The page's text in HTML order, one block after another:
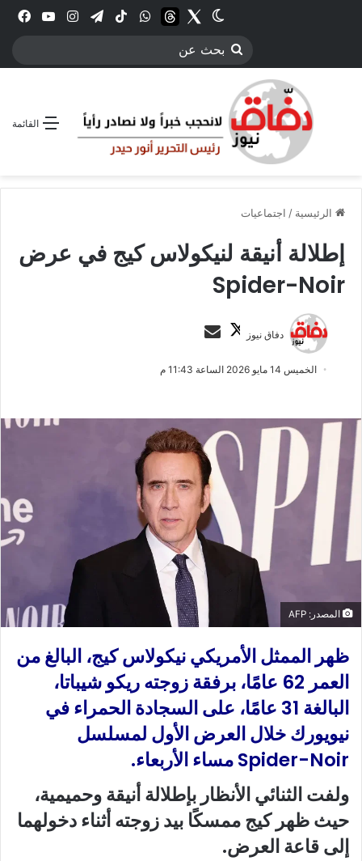
انستقرامتيلقرام‫TikTokواتسابthreadsTwitter
الوضع المظلم
بحث
القائمة
الرئيسية / اجتماعيات
إطلالة أنيقة لنيكولاس كيج في عرض
Spider-Noir
دفاق نيوز
ت
ب
ل
ى
X
س
ر
ي
د
ا
إ
ل
ك
ت
و
ا
الخميس 14 مايو 2026 الساعة 11:43 م
المصدر: AFP
ظهر الممثل الأمريكي نيكولاس كيج، البالغ من
العمر 62 عامًا، برفقة زوجته ريكو شيباتا،
البالغة 31 عامًا، على السجادة الحمراء في
نيويورك خلال العرض الأول لمسلسل
Spider-Noir مساء الأربعاء.
ولفت الثنائي الأنظار بإطلالة أنيقة وحميمية،
حيث ظهر كيج ممسكًا بيد زوجته أثناء دخولهما
إلى قاعة العرض.